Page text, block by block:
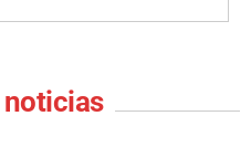
noticias